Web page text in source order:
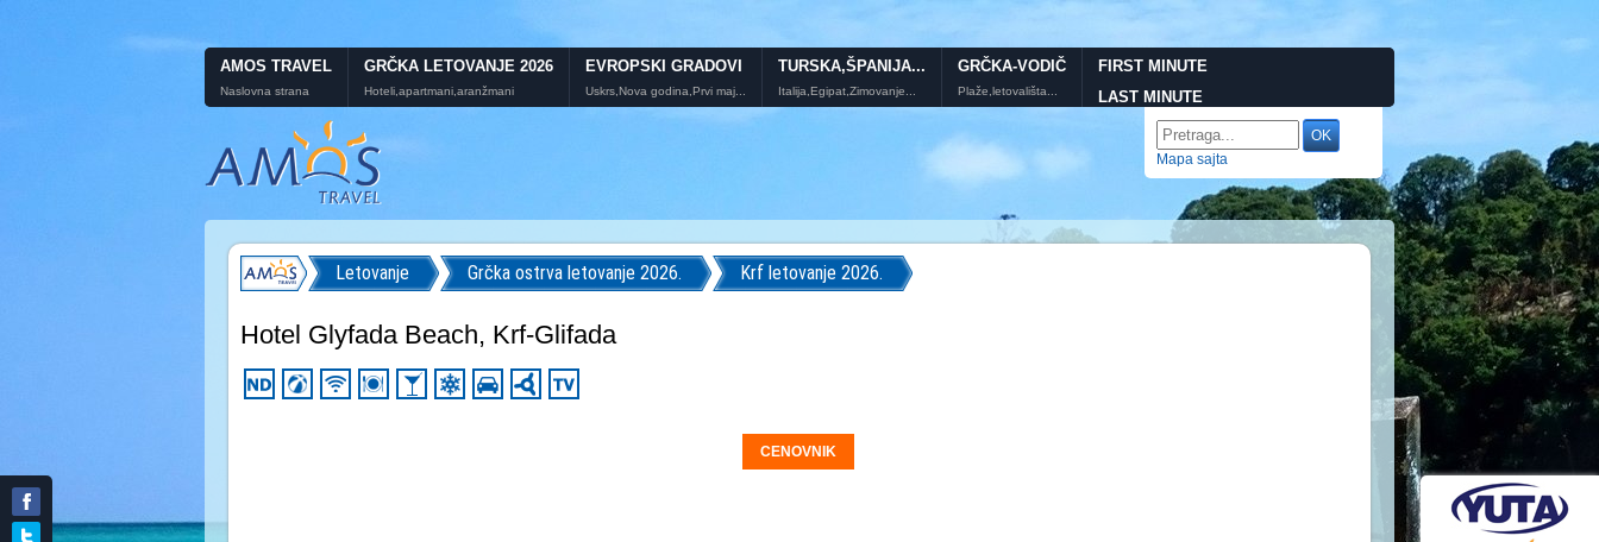
AMOS TRAVEL
Naslovna strana
GRČKA LETOVANJE 2026
Hoteli,apartmani,aranžmani
EVROPSKI GRADOVI
Uskrs,Nova godina,Prvi maj...
TURSKA,ŠPANIJA...
Italija,Egipat,Zimovanje...
GRČKA-VODIČ
Plaže,letovališta...
FIRST MINUTE
LAST MINUTE
Mapa sajta
Letovanje Grčka ostrva letovanje 2026. Krf letovanje 2026.
Hotel Glyfada Beach, Krf-Glifada
CENOVNIK